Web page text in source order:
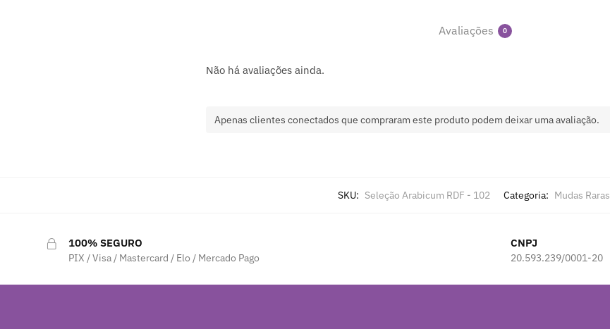
Avaliações 0
Não há avaliações ainda.
Apenas clientes conectados que compraram este produto podem deixar uma avaliação.
SKU: Seleção Arabicum RDF - 102 Categoria: Mudas Raras
100% SEGURO
PIX / Visa / Mastercard / Elo / Mercado Pago
CNPJ
20.593.239/0001-20